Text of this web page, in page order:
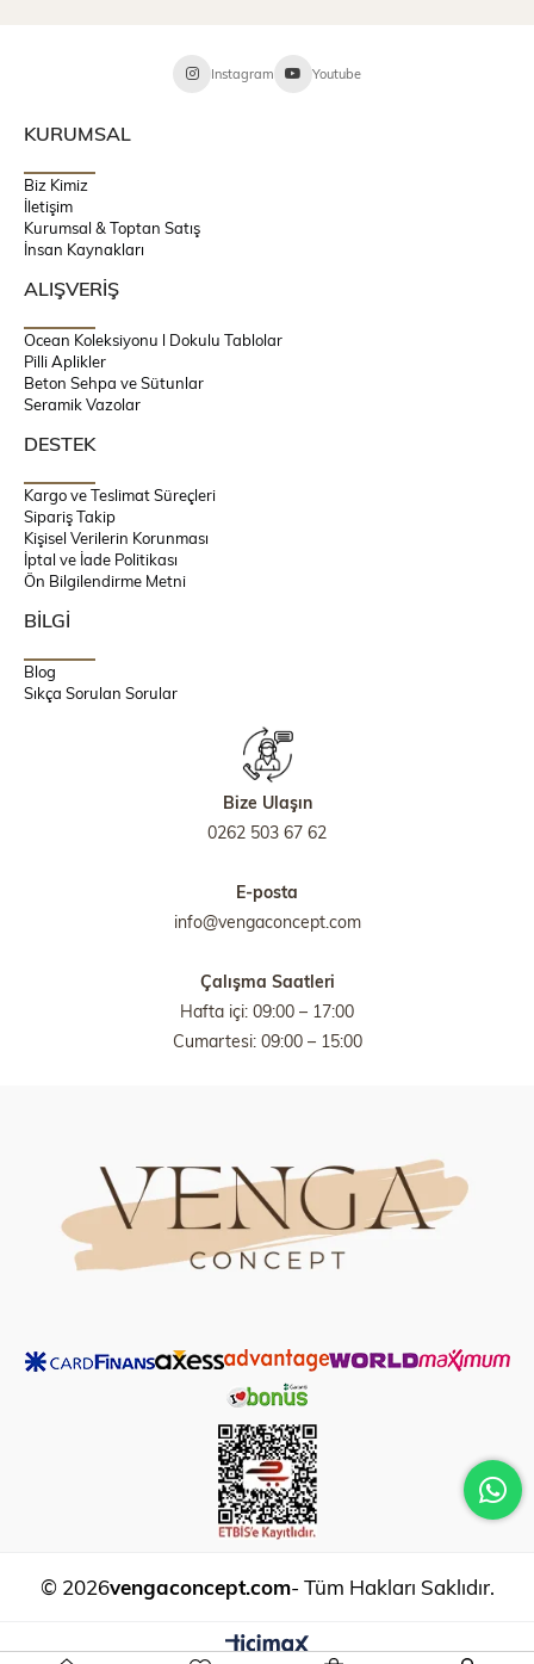
Instagram Youtube
KURUMSAL
Biz Kimiz
İletişim
Kurumsal & Toptan Satış
İnsan Kaynakları
ALIŞVERİŞ
Ocean Koleksiyonu l Dokulu Tablolar
Pilli Aplikler
Beton Sehpa ve Sütunlar
Seramik Vazolar
DESTEK
Kargo ve Teslimat Süreçleri
Sipariş Takip
Kişisel Verilerin Korunması
İptal ve İade Politikası
Ön Bilgilendirme Metni
BİLGİ
Blog
Sıkça Sorulan Sorular
Bize Ulaşın
0262 503 67 62
E-posta
info@vengaconcept.com
Çalışma Saatleri
Hafta içi: 09:00 – 17:00
Cumartesi: 09:00 – 15:00
© 2026vengaconcept.com- Tüm Hakları Saklıdır.